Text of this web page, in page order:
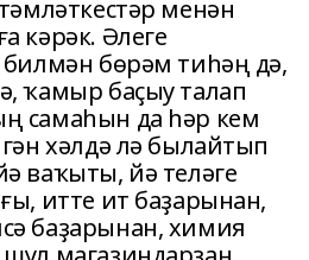
менән
кәрәк. Әлеге
билмән бөрәм тиһәң дә,
ҡамыр баҫыу талап
самаһын да һәр кем
хәлдә лә былайтып
ваҡыты, йә теләге
итте ит баҙарынан,
баҙарынан, химия